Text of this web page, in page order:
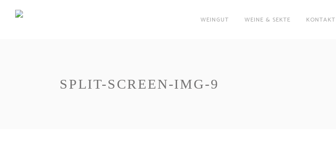
WEINGUT WEINE & SEKTE KONTAKT
SPLIT-SCREEN-IMG-9